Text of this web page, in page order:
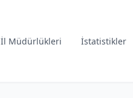
İl Müdürlükleri İstatistikler